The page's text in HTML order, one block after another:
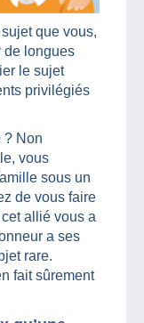
que vous,
de longues
le sujet
privilégiés
? Non
vous
sous un
de vous faire
allié vous a
a ses
rare.
fait sûrement